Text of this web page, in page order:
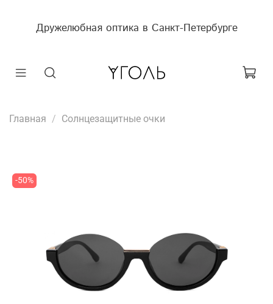
Дружелюбная оптика в Санкт-Петербурге
Главная Солнцезащитные очки
-50%